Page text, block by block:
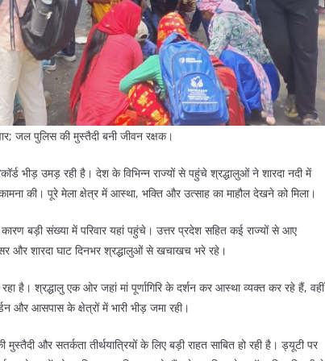
जल पुलिस की मुस्तैदी बनी जीवन रक्षक।
भीड़ उमड़ रही है। देश के विभिन्न राज्यों से पहुंचे श्रद्धालुओं ने शारदा नदी में
की। पूरे मेला क्षेत्र में आस्था, भक्ति और उत्साह का माहौल देखने को मिला।
बड़ी संख्या में परिवार यहां पहुंचे। उत्तर प्रदेश सहित कई राज्यों से आए
और शारदा घाट दिनभर श्रद्धालुओं से खचाखच भरे रहे।
है। श्रद्धालु एक ओर जहां मां पूर्णागिरि के दर्शन कर आस्था व्यक्त कर रहे हैं, वहीं
और आसपास के क्षेत्रों में भारी भीड़ जमा रही।
और सतर्कता तीर्थयात्रियों के लिए बड़ी राहत साबित हो रही है। ड्यूटी पर